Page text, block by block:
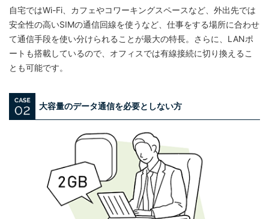
⾃宅ではWi-Fi、カフェやコワーキングスペースなど、外出先では
安全性の⾼いSIMの通信回線を使うなど、仕事をする場所に合わせ
て通信⼿段を使い分けられることが最大の特長。さらに、LANポ
ートも搭載しているので、オフィスでは有線接続に切り換えるこ
とも可能です。
大容量のデータ通信を必要としない方